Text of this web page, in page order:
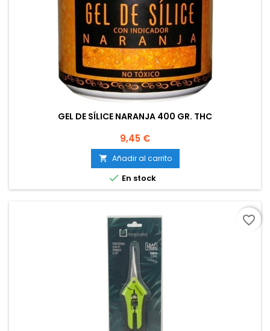
GEL DE SÍLICE NARANJA 400 GR. THC
Precio
9,45 €
 Añadir al carrito
 En stock
favorite_border